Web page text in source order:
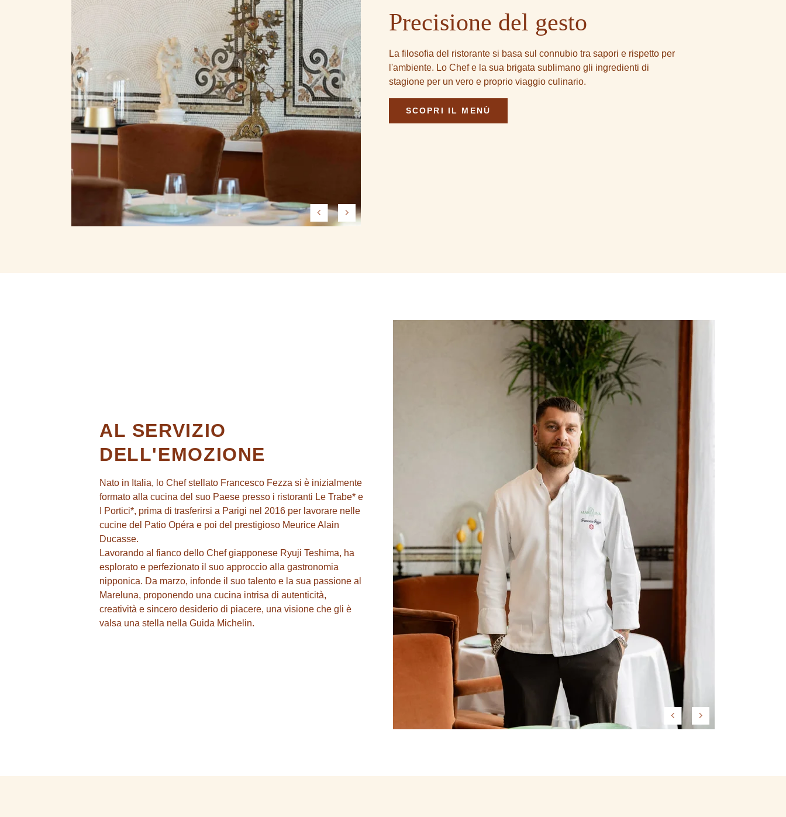
Precisione del gesto
La filosofia del ristorante si basa sul connubio tra sapori e rispetto per
l'ambiente. Lo Chef e la sua brigata sublimano gli ingredienti di
stagione per un vero e proprio viaggio culinario.
SCOPRI IL MENÙ
AL SERVIZIO
DELL'EMOZIONE
Nato in Italia, lo Chef stellato Francesco Fezza si è inizialmente
formato alla cucina del suo Paese presso i ristoranti Le Trabe* e
I Portici*, prima di trasferirsi a Parigi nel 2016 per lavorare nelle
cucine del Patio Opéra e poi del prestigioso Meurice Alain
Ducasse.
Lavorando al fianco dello Chef giapponese Ryuji Teshima, ha
esplorato e perfezionato il suo approccio alla gastronomia
nipponica. Da marzo, infonde il suo talento e la sua passione al
Mareluna, proponendo una cucina intrisa di autenticità,
creatività e sincero desiderio di piacere, una visione che gli è
valsa una stella nella Guida Michelin.
SPA
EVENTI
I SEGRETI DELLO CHÂTEAU
LEADING HÔTELS OF THE WORLD
BUONI REGALO
CONTATTI E ACCESSO
Château de Théoule - 55 avenue Lerins,